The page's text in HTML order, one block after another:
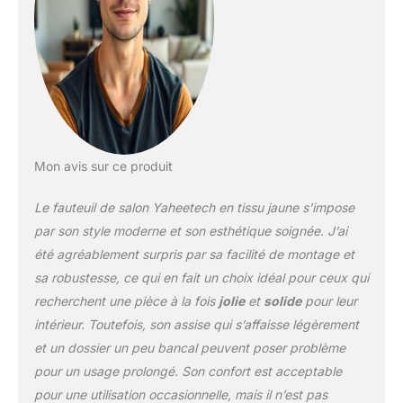
: Voici un fauteuil de
salon bien rembourré de
mousse. Son coussin
ferme et doux procure
un confort ultime. Son
fauteuil scandinave
dispose de pieds solides
en bois massif d’hévéa.
Ces supports coniques
constituent une base
solide, résistent à une
charge élevée jusqu’à
136 kg. Pour les petits
espaces : Mesurant 72
cm L × 73 cm l × 83 cm
H hors tout, notre
Mon avis sur ce produit
Le fauteuil de salon Yaheetech en tissu jaune s’impose
par son style moderne et son esthétique soignée. J’ai
été agréablement surpris par sa facilité de montage et
sa robustesse, ce qui en fait un choix idéal pour ceux qui
recherchent une pièce à la fois jolieet solidepour leur
intérieur. Toutefois, son assise qui s’affaisse légèrement
et un dossier un peu bancal peuvent poser problème
pour un usage prolongé. Son confort est acceptable
pour une utilisation occasionnelle, mais il n’est pas